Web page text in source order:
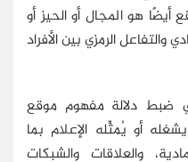
فيها(13). والموقع أيضًا هو المجال أو الحيز أو
والتفاعل الرمزي بين الأفراد
ضبط دلالة مفهوم موقع
أو يُمثِّله الإعلام بما
والعلاقات والشبكات